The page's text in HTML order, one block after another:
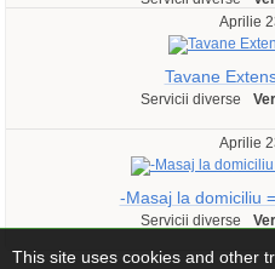
Aprilie
Tavane
Servicii diverse
Aprilie
-Masaj la domiciliu
Servicii diverse
This site uses cookies and other